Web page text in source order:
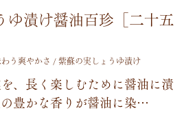
ゆ漬け醤油百珍［二十五
う爽やかさ / 紫蘇の実しょうゆ漬け
を、 長 く 楽しむために醤油に漬
の豊かな香 り が醤油に染…